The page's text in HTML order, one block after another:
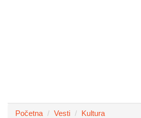
Početna Vesti
Kultura